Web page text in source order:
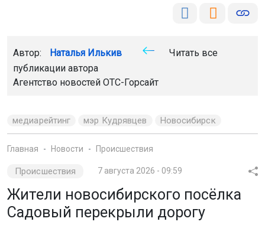
Автор: Наталья Илькив
Читать все
публикации автора
Агентство новостей ОТС-Горсайт
медиарейтинг мэр Кудрявцев Новосибирск
Главная Новости Происшествия
Происшествия 7 августа 2026 - 09:59
Жители новосибирского посёлка
Садовый перекрыли дорогу